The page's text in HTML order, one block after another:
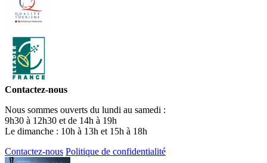
Contactez-nous
Nous sommes ouverts du lundi au samedi :
9h30 à 12h30 et de 14h à 19h
Le dimanche : 10h à 13h et 15h à 18h
Contactez-nous Politique de confidentialité